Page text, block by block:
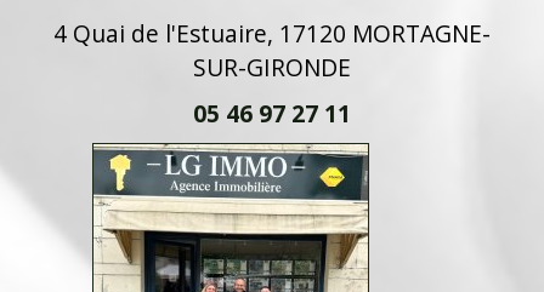
4 Quai de l'Estuaire, 17120 MORTAGNE-
SUR-GIRONDE
05 46 97 27 11